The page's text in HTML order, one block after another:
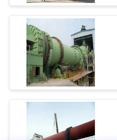
PRIVACY
POLICY